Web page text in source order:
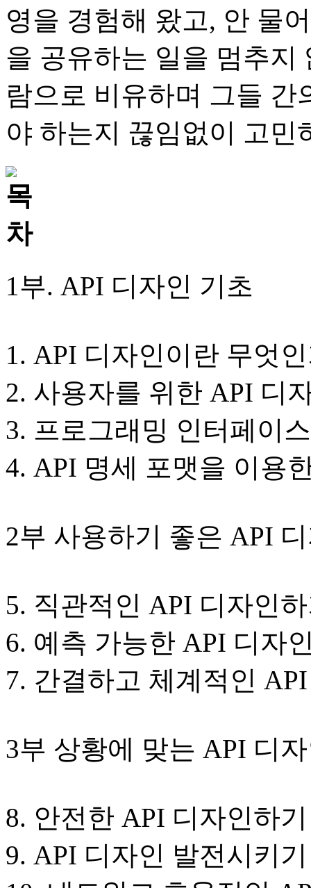
영을 경험해 왔고, 안 물
을 공유하는 일을 멈추지
람으로 비유하며 그들
야 하는지 끊임없이 고민
1부. API 디자인 기초
1. API 디자인이란 무엇
2. 사용자를 위한 API 디
3. 프로그래밍 인터페이
4. API 명세 포맷을 이용
2부 사용하기 좋은 API
5. 직관적인 API 디자인
6. 예측 가능한 API 디자
7. 간결하고 체계적인
3부 상황에 맞는 API 디
8. 안전한 API 디자인하기
9. API 디자인 발전시키기